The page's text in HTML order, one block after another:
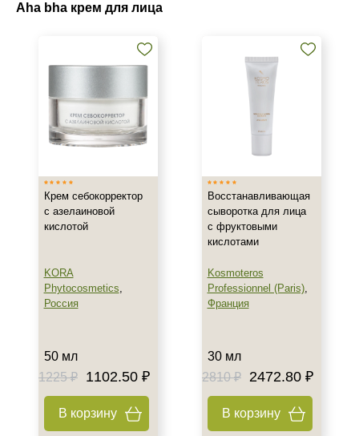
Aha bha крем для лица
KORA Phytocosmetics
Страна
Россия
Франция
Тип товара
Крем
Сыворотка
Домашняя
Профессиональная
Тип кожи
Крем себокорректор
с азелаиновой
кислотой
KORA
Phytocosmetics,
Россия
50 мл
1225 ₽
1102.50 ₽
В корзину
Восстанавливающая
сыворотка для лица
с фруктовыми
кислотами
Kosmoteros
Professionnel (Paris),
Франция
30 мл
2810 ₽
2472.80 ₽
В корзину